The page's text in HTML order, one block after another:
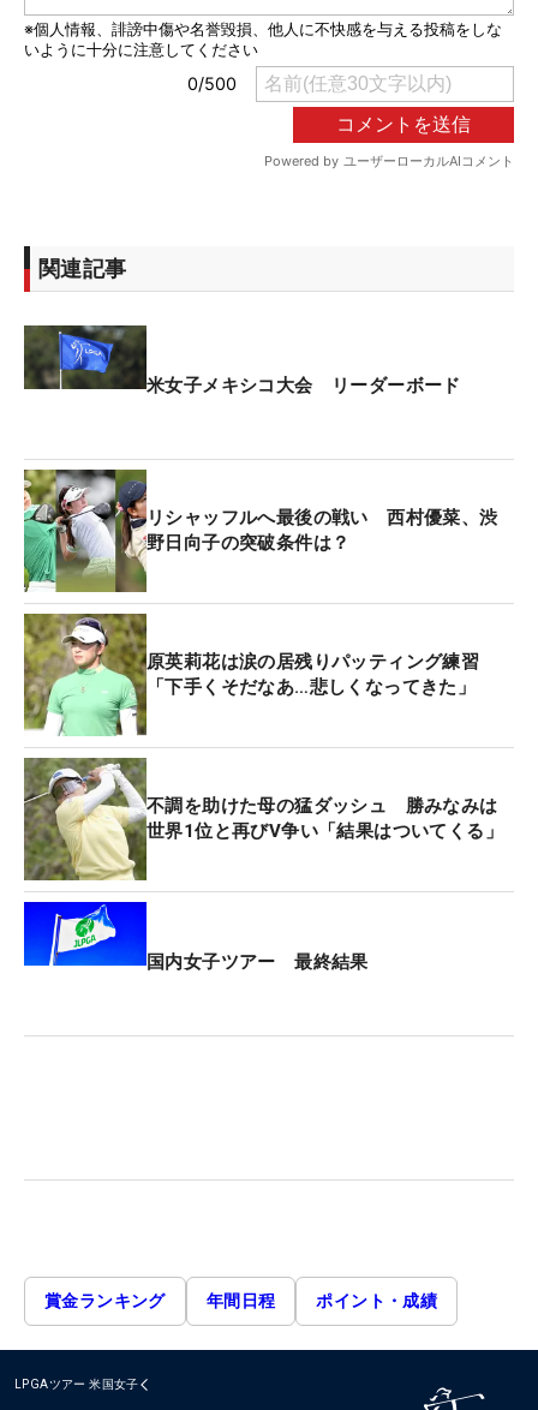
関連記事
米女子メキシコ大会 リーダーボード
リシャッフルへ最後の戦い 西村優菜、渋
野日向子の突破条件は？
原英莉花は涙の居残りパッティング練習
「下手くそだなあ…悲しくなってきた」
不調を助けた母の猛ダッシュ 勝みなみは
世界1位と再びV争い「結果はついてくる」
国内女子ツアー 最終結果
賞金ランキング 年間日程 ポイント・成績
LPGAツアー 米国女子